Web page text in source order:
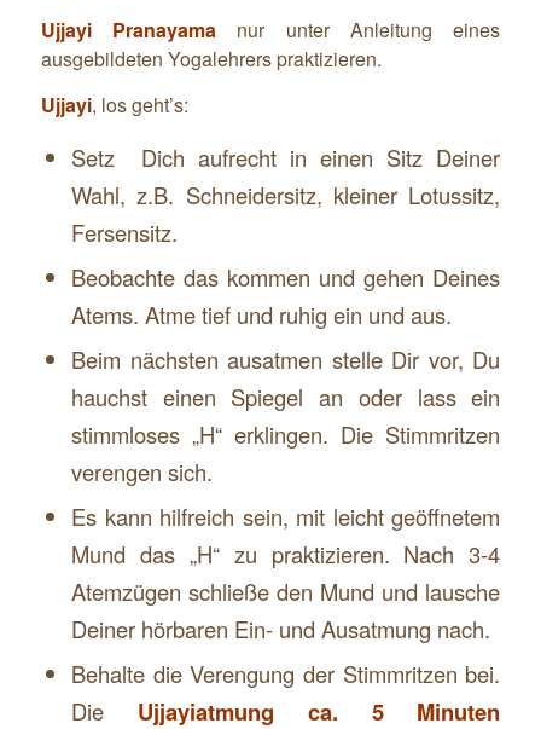
Ujjayi Pranayama nur unter Anleitung eines
ausgebildeten Yogalehrers praktizieren.
Ujjayi, los geht’s:
Setz Dich aufrecht in einen Sitz Deiner
Wahl, z.B. Schneidersitz, kleiner Lotussitz,
Fersensitz.
Beobachte das kommen und gehen Deines
Atems. Atme tief und ruhig ein und aus.
Beim nächsten ausatmen stelle Dir vor, Du
hauchst einen Spiegel an oder lass ein
stimmloses „H“ erklingen. Die Stimmritzen
verengen sich.
Es kann hilfreich sein, mit leicht geöffnetem
Mund das „H“ zu praktizieren. Nach 3-4
Atemzügen schließe den Mund und lausche
Deiner hörbaren Ein- und Ausatmung nach.
Behalte die Verengung der Stimmritzen bei.
Die Ujjayiatmung ca. 5 Minuten